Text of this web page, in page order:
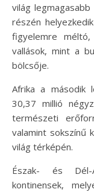
világ
részén
figyelemre
vallások, mint a
bölcsője.
Afrika a második
30,37 millió
természeti
valamint sokszínű
világ térképén.
Észak- és Dél-
kontinensek,